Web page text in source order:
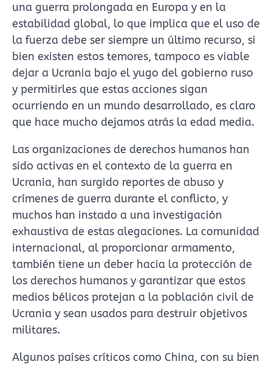
una guerra prolongada en Europa y en la
estabilidad global, lo que implica que el uso de
la fuerza debe ser siempre un último recurso, si
bien existen estos temores, tampoco es viable
dejar a Ucrania bajo el yugo del gobierno ruso
y permitirles que estas acciones sigan
ocurriendo en un mundo desarrollado, es claro
que hace mucho dejamos atrás la edad media.
Las organizaciones de derechos humanos han
sido activas en el contexto de la guerra en
Ucrania, han surgido reportes de abuso y
crímenes de guerra durante el conflicto, y
muchos han instado a una investigación
exhaustiva de estas alegaciones. La comunidad
internacional, al proporcionar armamento,
también tiene un deber hacia la protección de
los derechos humanos y garantizar que estos
medios bélicos protejan a la población civil de
Ucrania y sean usados para destruir objetivos
militares.
Algunos países críticos como China, con su bien